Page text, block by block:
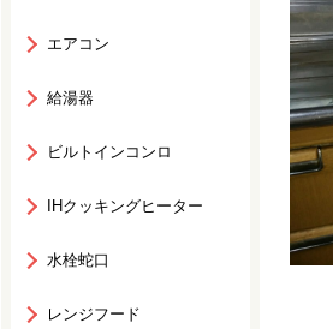
エアコン
給湯器
ビルトインコンロ
IHクッキングヒーター
水栓蛇口
レンジフード